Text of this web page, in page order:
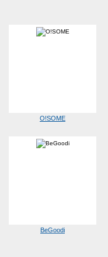
O!SOME
BeGoodi